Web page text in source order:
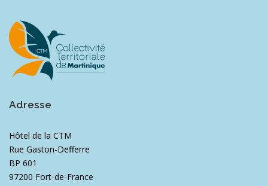
Adresse
Hôtel de la CTM
Rue Gaston-Defferre
BP 601
97200 Fort-de-France